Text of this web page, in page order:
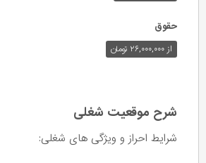
حقوق
از ۲۶,۰۰۰,۰۰۰ تومان
شرح موقعیت شغلی
شرایط احراز و ویژگی های شغلی: